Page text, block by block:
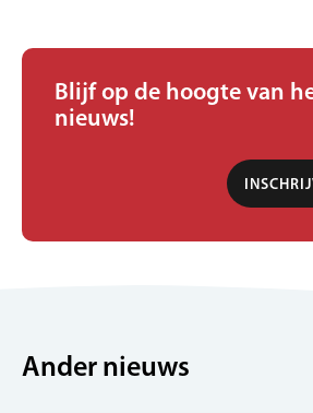
Blijf op de hoogte van
nieuws!
Ander nieuws